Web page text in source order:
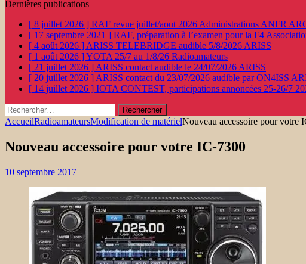
Dernières publications
[ 8 juillet 2026 ] RAF revue juillet/aout 2026 Administrations ANFR
[ 17 septembre 2021 ] RAF, préparation à l’examen pour la F4
[ 4 août 2026 ] ARISS TELEBRIDGE audible 5/8/2026 ARISS
[ 1 août 2026 ]YOTA 25/7 au 1/8/26 Radioamateurs
[ 21 juillet 2026 ] ARISS contact audible le 24/07/2026 ARISS
[ 20 juillet 2026 ] ARISS contact du 23/07/2026 audible par ON4ISS
[ 14 juillet 2026 ] IOTA CONTEST, participations annoncées 25-26/7
Rechercher :
AccueilRadioamateursModification de matérielNouveau accessoire pour votre
Nouveau accessoire pour votre IC-7300
10 septembre 2017